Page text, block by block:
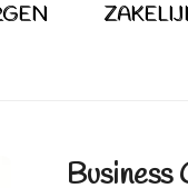
Business